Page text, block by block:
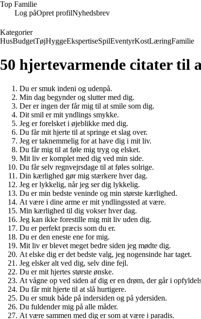
Top Familie
Log påOpret profilNyhedsbrev
Kategorier
HusBudgetTøjHyggeEkspertiseSpilEventyrKostLæringFamilie
50 hjertevarmende citater til
Du er smuk indeni og udenpå.
Min dag begynder og slutter med dig.
Der er ingen der får mig til at smile som dig.
Dit smil er mit yndlings smykke.
Jeg er forelsket i øjeblikke med dig.
Du får mit hjerte til at springe et slag over.
Jeg er taknemmelig for at have dig i mit liv.
Du får mig til at føle mig tryg og elsket.
Mit liv er komplet med dig ved min side.
Du får selv regnvejrsdage til at føles solrige.
Din kærlighed gør mig stærkere hver dag.
Jeg er lykkelig, når jeg ser dig lykkelig.
Du er min bedste veninde og min største kærlighed.
At være i dine arme er mit yndlingssted at være.
Min kærlighed til dig vokser hver dag.
Jeg kan ikke forestille mig mit liv uden dig.
Du er perfekt præcis som du er.
Du er den eneste ene for mig.
Mit liv er blevet meget bedre siden jeg mødte dig.
At elske dig er det bedste valg, jeg nogensinde har taget.
Jeg elsker alt ved dig, selv dine fejl.
Du er mit hjertes største ønske.
At vågne op ved siden af dig er en drøm, der går i
Du får mit hjerte til at slå hurtigere.
Du er smuk både på indersiden og på ydersiden.
Du fuldender mig på alle måder.
At være sammen med dig er som at være i paradis.